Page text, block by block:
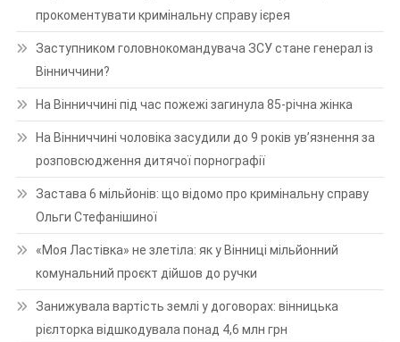
прокоментувати кримінальну справу ієрея
Заступником головнокомандувача ЗСУ стане генерал із
Вінниччини?
На Вінниччині під час пожежі загинула 85-річна жінка
На Вінниччині чоловіка засудили до 9 років ув’язнення за
розповсюдження дитячої порнографії
Застава 6 мільйонів: що відомо про кримінальну справу
Ольги Стефанішиної
«Моя Ластівка» не злетіла: як у Вінниці мільйонний
комунальний проєкт дійшов до ручки
Занижувала вартість землі у договорах: вінницька
рієлторка відшкодувала понад 4,6 млн грн